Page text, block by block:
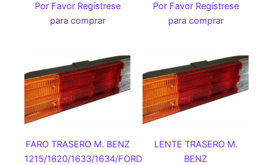
Por Favor Regístrese
para comprar
Por Favor Regístrese
para comprar
FARO TRASERO M. BENZ
1215/1620/1633/1634/FORD
LENTE TRASERO M.
BENZ